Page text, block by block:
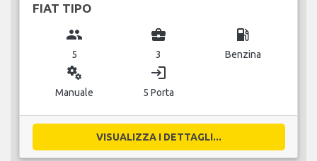
FIAT TIPO
group
5
business_center
3
local_gas_station
Benzina
miscellaneous_services
Manuale
login
5 Porta
VISUALIZZA I DETTAGLI...